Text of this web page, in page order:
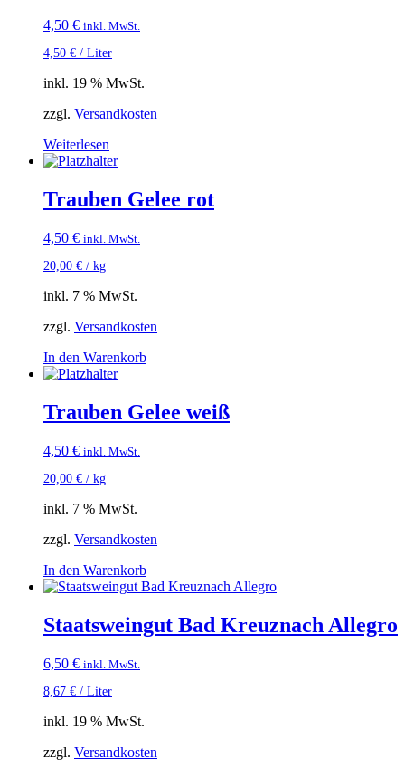
4,50 € inkl. MwSt.
4,50 € / Liter
inkl. 19 % MwSt.
zzgl. Versandkosten
Weiterlesen
Trauben Gelee rot
4,50 € inkl. MwSt.
20,00 € / kg
inkl. 7 % MwSt.
zzgl. Versandkosten
In den Warenkorb
Trauben Gelee weiß
4,50 € inkl. MwSt.
20,00 € / kg
inkl. 7 % MwSt.
zzgl. Versandkosten
In den Warenkorb
Staatsweingut Bad Kreuznach Allegro
6,50 € inkl. MwSt.
8,67 € / Liter
inkl. 19 % MwSt.
zzgl. Versandkosten